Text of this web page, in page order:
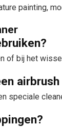
painting,
of bij het
speciale